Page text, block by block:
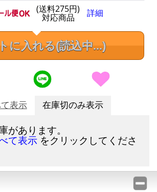
(送料275円)
対応商品 詳細
に入れる(読込中...)
表示 在庫切のみ表示
があります。
て表示 をクリックしてくださ